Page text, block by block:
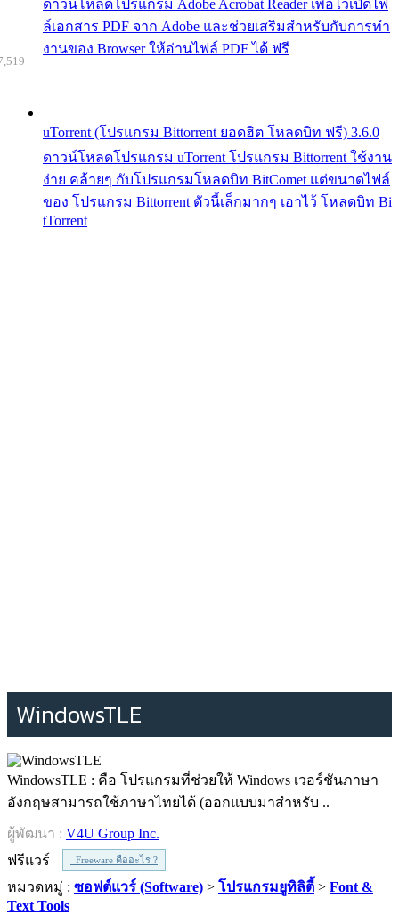
ดาวน์โหลดโปรแกรม Adobe Acrobat Reader เพื่อไว้เปิดไฟ
ล์เอกสาร PDF จาก Adobe และช่วยเสริมสำหรับกับการทำ
งานของ Browser ให้อ่านไฟล์ PDF ได้ ฟรี
uTorrent (โปรแกรม Bittorrent ยอดฮิต โหลดบิท ฟรี) 3.6.0
ดาวน์โหลดโปรแกรม uTorrent โปรแกรม Bittorrent ใช้งาน
ง่าย คล้ายๆ กับโปรแกรมโหลดบิท BitComet แต่ขนาดไฟล์
ของ โปรแกรม Bittorrent ตัวนี้เล็กมากๆ เอาไว้ โหลดบิท Bi
tTorrent
WindowsTLE
WindowsTLE : คือ โปรแกรมที่ช่วยให้ Windows เวอร์ชันภาษา
อังกฤษสามารถใช้ภาษาไทยได้ (ออกแบบมาสำหรับ ..
ผู้พัฒนา : V4U Group Inc.
ฟรีแวร์
Freeware คืออะไร ?
หมวดหมู่ : ซอฟต์แวร์ (Software) > โปรแกรมยูทิลิตี้ > Font &
Text Tools